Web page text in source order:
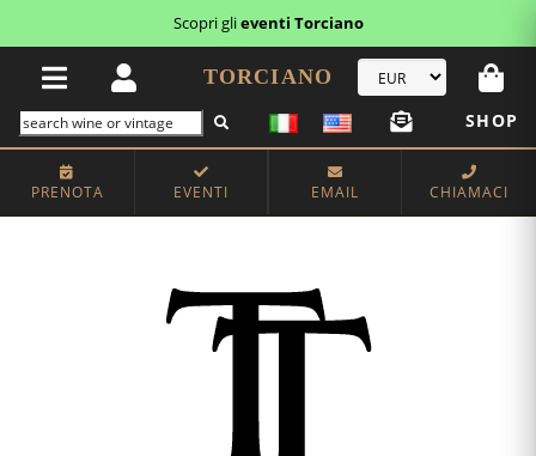
Scopri ibuoni regalo
TORCIANO
SHOP
PRENOTA EVENTI EMAIL CHIAMACI